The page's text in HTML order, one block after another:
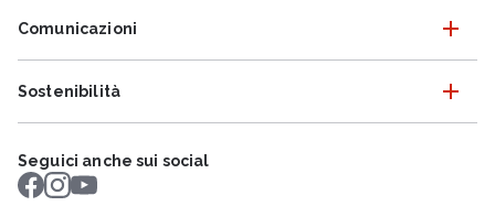
Comunicazioni
Sostenibilità
Seguici anche sui social